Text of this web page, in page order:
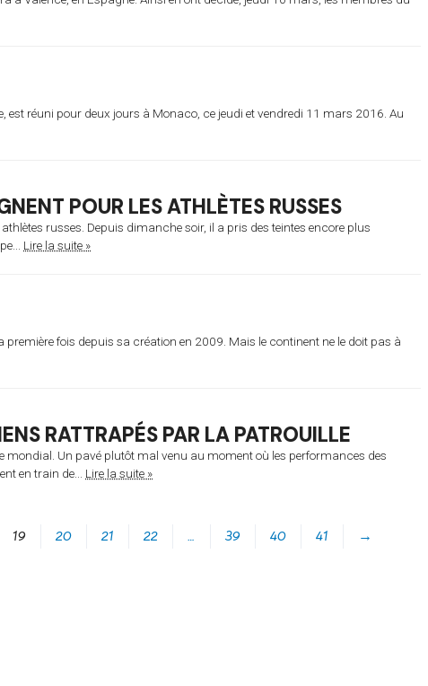
est réuni pour deux jours à Monaco, ce jeudi et vendredi 11 mars 2016. Au
POUR LES ATHLÈTES RUSSES
russes. Depuis dimanche soir, il a pris des teintes encore plus
Lire la suite »
fois depuis sa création en 2009. Mais le continent ne le doit pas à
RATTRAPÉS PAR LA PATROUILLE
mondial. Un pavé plutôt mal venu au moment où les performances des
en train de... Lire la suite »
19 20 21 22 … 39 40 41 →